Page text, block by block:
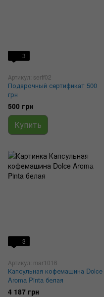
3
Артикул: sertf02
Подарочный сертификат 500
грн
500 грн
Купить
3
Артикул: mar1016
Капсульная кофемашина Dolce
Aroma Pinta белая
4 187 грн